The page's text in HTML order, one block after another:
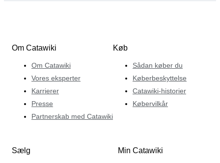
Om Catawiki
Om Catawiki
Vores eksperter
Karrierer
Presse
Partnerskab med Catawiki
Køb
Sådan køber du
Køberbeskyttelse
Catawiki-historier
Købervilkår
Sælg Min Catawiki